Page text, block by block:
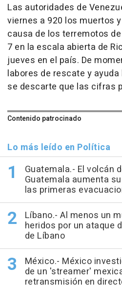
Las autoridades de
viernes a 920 los muertos
causa de los terremotos
7 en la escala abierta de
jueves en el país. De
labores de rescate y
se descarte que las cifras
Contenido patrocinado
Lo más leído en Política
Guatemala.- El volcán
Guatemala aumenta
las primeras
Líbano.- Al menos un
heridos por un ataque
de Líbano
México.- México
de un 'streamer'
retransmisión en